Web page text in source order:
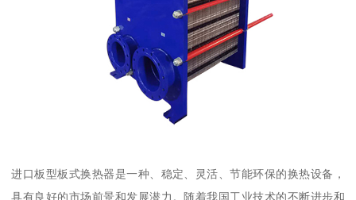
进口板型板式换热器是一种、稳定、灵活、节能环保的换热设备，
具有良好的市场前景和发展潜力。随着我国工业技术的不断进步和